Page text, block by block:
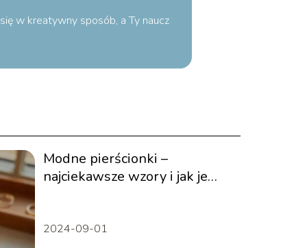
w kreatywny sposób, a Ty naucz
Modne pierścionki –
najciekawsze wzory i jak je
2024-09-01